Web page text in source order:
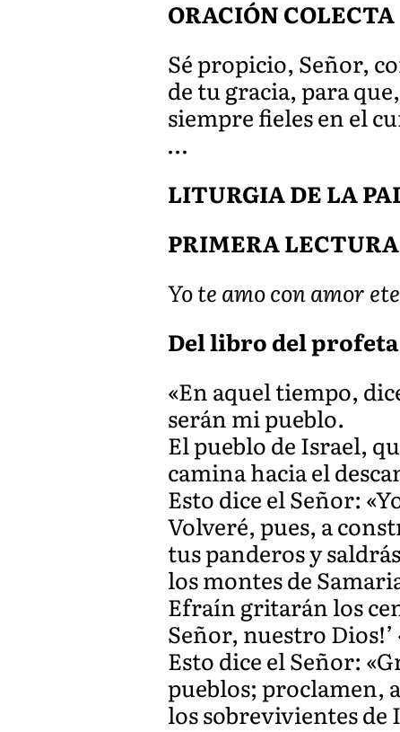
ORACIÓN COLECTA
Sé propicio, Señor,
de tu gracia, para
siempre fieles en el
…
LITURGIA DE LA
PRIMERA LECTURA
Yo te amo con amor
Del libro del profeta
«En aquel tiempo,
serán mi pueblo.
El pueblo de Israel,
camina hacia el
Esto dice el Señor:
Volveré, pues, a
tus panderos y
los montes de
Efraín gritarán los
Señor, nuestro Dios!’
Esto dice el Señor:
pueblos; proclamen,
los sobrevivientes de